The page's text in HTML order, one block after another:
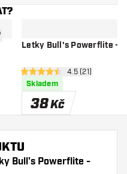
do seznamu přání
Letky Bull's Powerflite -
otevřít panel
4.5 hodnoticí hvězdičky
4.5 (21)
Skladem
38Kč
Bull's Powerflite -